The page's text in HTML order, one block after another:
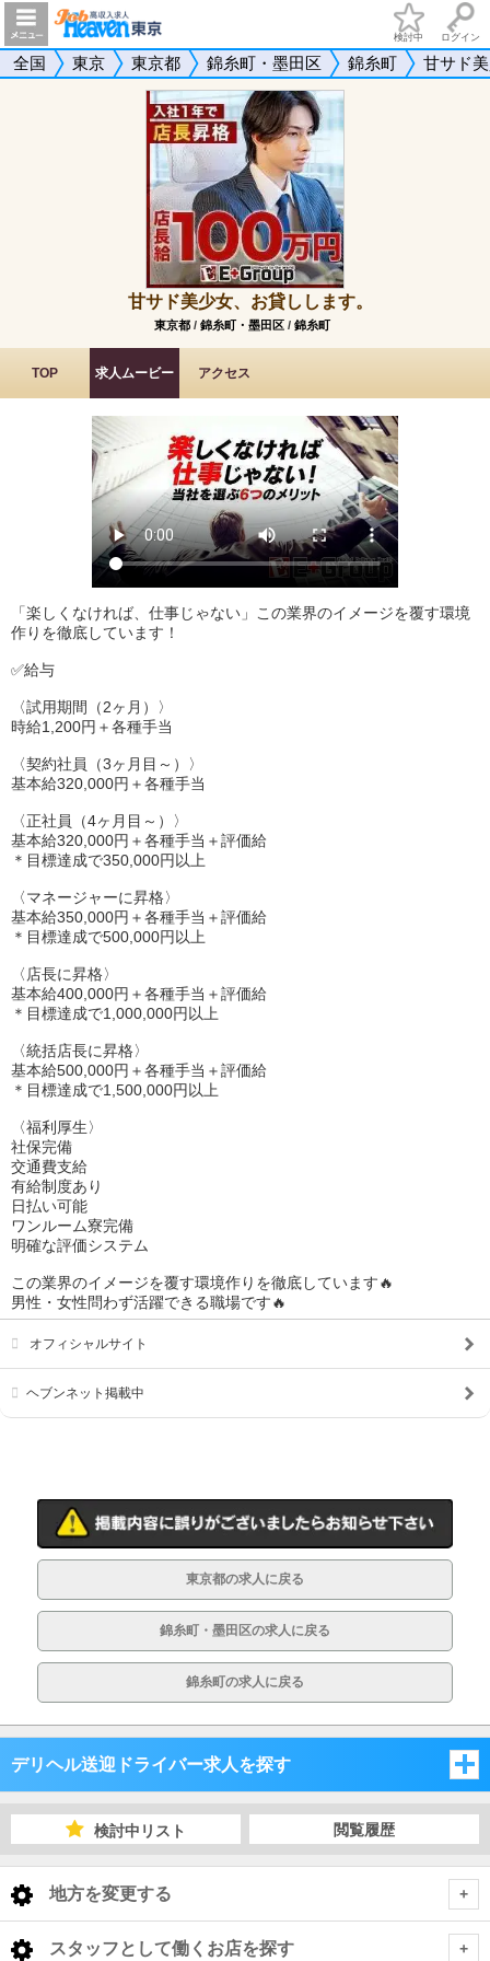
検討中 ログイン
全国 東京 東京都 錦糸町・墨田区 錦糸町 甘サド
甘サド美少女、お貸しします。
東京都 / 錦糸町・墨田区 / 錦糸町
TOP 求人ムービー アクセス
「楽しくなければ、仕事じゃない」この業界のイメージを覆す環境
作りを徹底しています！
✅給与
〈試用期間（2ヶ月）〉
時給1,200円＋各種手当
〈契約社員（3ヶ月目～）〉
基本給320,000円＋各種手当
〈正社員（4ヶ月目～）〉
基本給320,000円＋各種手当＋評価給
＊目標達成で350,000円以上
〈マネージャーに昇格〉
基本給350,000円＋各種手当＋評価給
＊目標達成で500,000円以上
〈店長に昇格〉
基本給400,000円＋各種手当＋評価給
＊目標達成で1,000,000円以上
〈統括店長に昇格〉
基本給500,000円＋各種手当＋評価給
＊目標達成で1,500,000円以上
〈福利厚生〉
社保完備
交通費支給
有給制度あり
日払い可能
ワンルーム寮完備
明確な評価システム
この業界のイメージを覆す環境作りを徹底しています🔥
男性・女性問わず活躍できる職場です🔥
オフィシャルサイト
ヘブンネット掲載中
東京都の求人に戻る
錦糸町・墨田区の求人に戻る
錦糸町の求人に戻る
デリヘル送迎ドライバー求人を探す
東京都
検討中リスト 閲覧履歴
地方を変更する
< 全国トップ
スタッフとして働くお店を探す